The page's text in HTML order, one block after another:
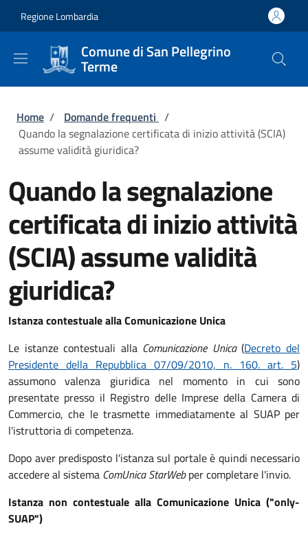
Regione Lombardia
Comune di San Pellegrino
Terme
Briciole di pane
Home / Domande frequenti /
Quando la segnalazione certificata di inizio attività (SCIA)
assume validità giuridica?
Quando la segnalazione
certificata di inizio attività
(SCIA) assume validità
giuridica?
Istanza contestuale alla Comunicazione Unica
Le istanze contestuali alla Comunicazione Unica(Decreto del
Presidente della Repubblica 07/09/2010, n. 160. art. 5)
assumono valenza giuridica nel momento in cui sono
presentate presso il Registro delle Imprese della Camera di
Commercio, che le trasmette immediatamente al SUAP per
l'istruttoria di competenza.
Dopo aver predisposto l'istanza sul portale è quindi necessario
accedere al sistema ComUnica StarWebper completare l'invio.
Istanza non contestuale alla Comunicazione Unica ("only-
SUAP")